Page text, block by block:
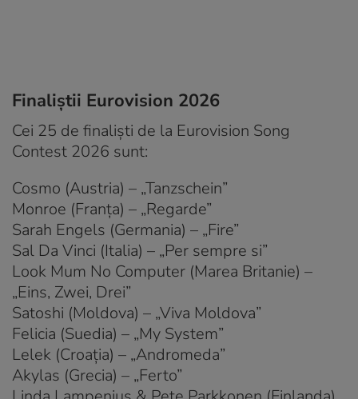
Finaliștii Eurovision 2026
Cei 25 de finaliști de la Eurovision Song
Contest 2026 sunt:
Cosmo (Austria) – „Tanzschein”
Monroe (Franța) – „Regarde”
Sarah Engels (Germania) – „Fire”
Sal Da Vinci (Italia) – „Per sempre si”
Look Mum No Computer (Marea Britanie) –
„Eins, Zwei, Drei”
Satoshi (Moldova) – „Viva Moldova”
Felicia (Suedia) – „My System”
Lelek (Croația) – „Andromeda”
Akylas (Grecia) – „Ferto”